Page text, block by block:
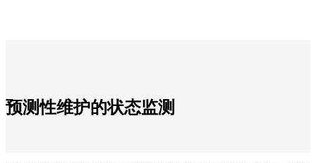
预测性维护的状态监测